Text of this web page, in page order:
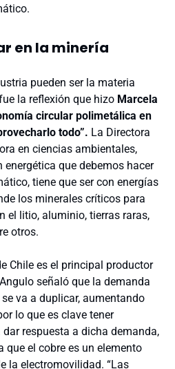
en la minería
pueden ser la materia
la reflexión que hizo Marcela
circular polimetálica en
todo”. La Directora
en ciencias ambientales,
que debemos hacer
tiene que ser con energías
los minerales críticos para
el litio, aluminio, tierras raras,
otros.
Chile es el principal productor
señaló que la demanda
va a duplicar, aumentando
lo que es clave tener
respuesta a dicha demanda,
que el cobre es un elemento
la electromovilidad. “Las